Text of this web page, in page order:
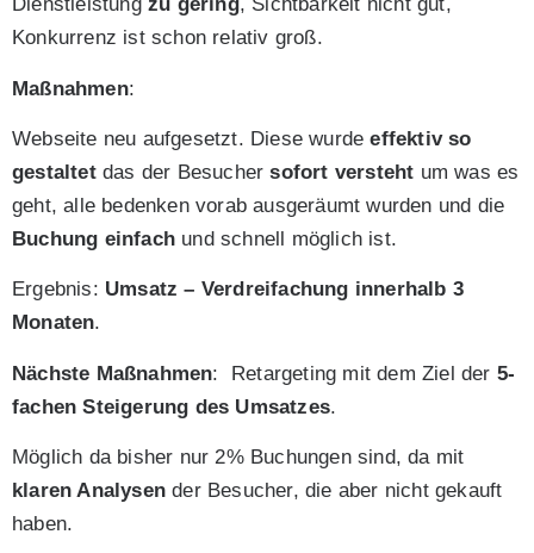
Konkurrenz ist schon relativ groß.
Maßnahmen:
Webseite neu aufgesetzt. Diese wurdeeffektiv so
gestaltetdas der Besuchersofort versteht um was es
geht, alle bedenken vorab ausgeräumt wurden und die
Buchung einfach und schnell möglich ist.
Ergebnis: Umsatz – Verdreifachung innerhalb 3
Monaten.
Nächste Maßnahmen: Retargeting mit dem Ziel der 5-
fachen Steigerung des Umsatzes.
Möglich da bisher nur 2% Buchungen sind, da mit
klaren Analysen der Besucher, die aber nicht gekauft
haben.